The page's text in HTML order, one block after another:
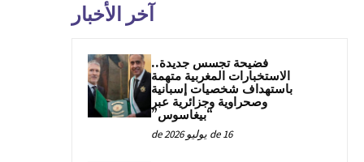
آخر الأخبار
فضيحة تجسس جديدة..
الاستخبارات المغربية متهمة
باستهداف شخصيات إسبانية
وصحراوية وجزائرية عبر
“بيغاسوس”
16 de يوليو de 2026